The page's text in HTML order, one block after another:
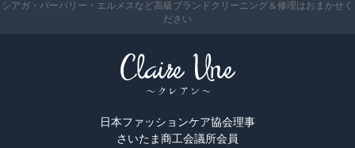
シアガ・バーバリー・エルメスなど高級ブランドクリーニング＆修理はおまかせく
ださい
日本ファッションケア協会理事
さいたま商工会議所会員